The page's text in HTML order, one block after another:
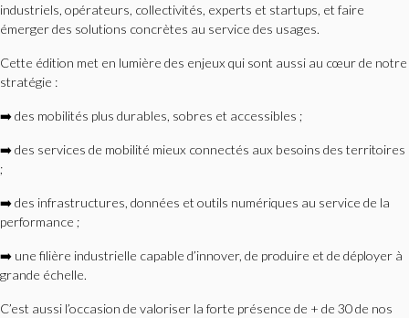
industriels, opérateurs, collectivités, experts et startups, et faire
émerger des solutions concrètes au service des usages.
Cette édition met en lumière des enjeux qui sont aussi au cœur de notre
stratégie :
➡️ des mobilités plus durables, sobres et accessibles ;
➡️ des services de mobilité mieux connectés aux besoins des territoires
;
➡️ des infrastructures, données et outils numériques au service de la
performance ;
➡️ une filière industrielle capable d’innover, de produire et de déployer à
grande échelle.
C’est aussi l’occasion de valoriser la forte présence de + de 30 de nos